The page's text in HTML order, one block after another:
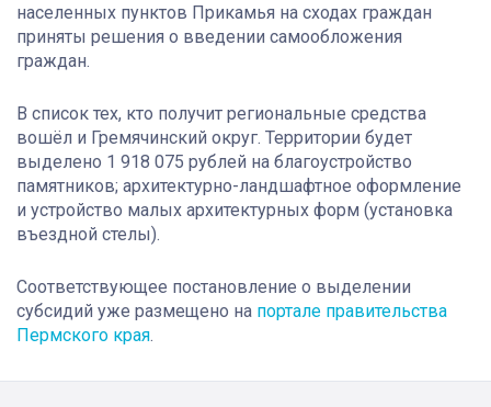
населенных пунктов Прикамья на сходах граждан
приняты решения о введении самообложения
граждан.
В список тех, кто получит региональные средства
вошёл и Гремячинский округ. Территории будет
выделено 1 918 075 рублей на благоустройство
памятников; архитектурно-ландшафтное оформление
и устройство малых архитектурных форм (установка
въездной стелы).
Соответствующее постановление о выделении
субсидий уже размещено на портале правительства
Пермского края.